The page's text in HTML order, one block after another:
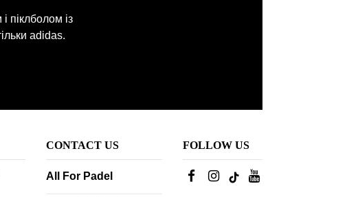
піклболом із
adidas.
CONTACT US
All For Padel
FOLLOW US